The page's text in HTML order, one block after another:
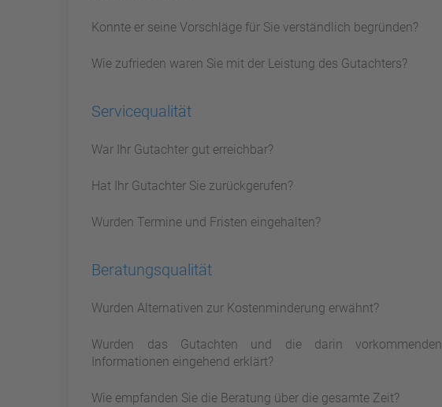
Konnte er seine Vorschläge für Sie verständlich begründen?
Wie zufrieden waren Sie mit der Leistung des Gutachters?
Servicequalität
War Ihr Gutachter gut erreichbar?
Hat Ihr Gutachter Sie zurückgerufen?
Wurden Termine und Fristen eingehalten?
Beratungsqualität
Wurden Alternativen zur Kostenminderung erwähnt?
Wurden das Gutachten und die darin vorkommenden
Informationen eingehend erklärt?
Wie empfanden Sie die Beratung über die gesamte Zeit?